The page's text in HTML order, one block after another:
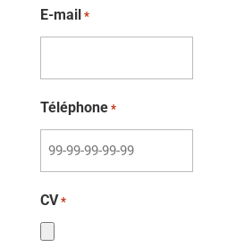
E-mail *
Téléphone *
CV *